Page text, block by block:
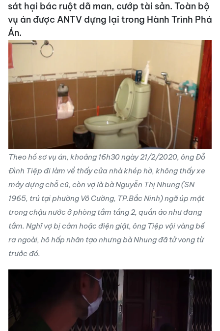
sát hại bác ruột dã man, cướp tài sản. Toàn bộ
vụ án được ANTV dựng lại trong Hành Trình Phá
Án.
Theo hồ sơ vụ án, khoảng 16h30 ngày 21/2/2020, ông Đỗ
Đình Tiệp đi làm về thấy cửa nhà khép hờ, không thấy xe
máy dựng chỗ cũ, còn vợ là bà Nguyễn Thị Nhung (SN
1965, trú tại phường Võ Cường, TP.Bắc Ninh) ngã úp mặt
trong chậu nước ở phòng tắm tầng 2, quần áo như đang
tắm. Nghĩ vợ bị cảm hoặc điện giật, ông Tiệp vội vàng bế
ra ngoài, hô hấp nhân tạo nhưng bà Nhung đã tử vong từ
trước đó.